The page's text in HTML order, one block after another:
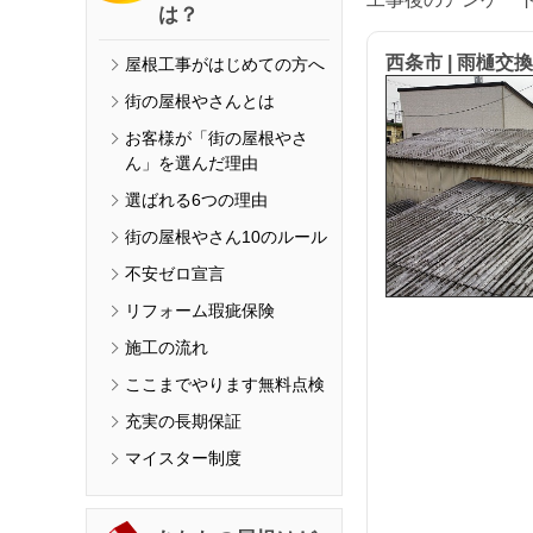
は？
屋根工事がはじめての方へ
街の屋根やさんとは
お客様が「街の屋根やさ
ん」を選んだ理由
選ばれる6つの理由
街の屋根やさん10のルール
不安ゼロ宣言
リフォーム瑕疵保険
施工の流れ
ここまでやります無料点検
充実の長期保証
マイスター制度
西条市 | 雨樋交換